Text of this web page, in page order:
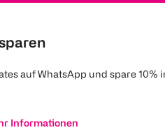
auf WhatsApp und spare 10%
Informationen